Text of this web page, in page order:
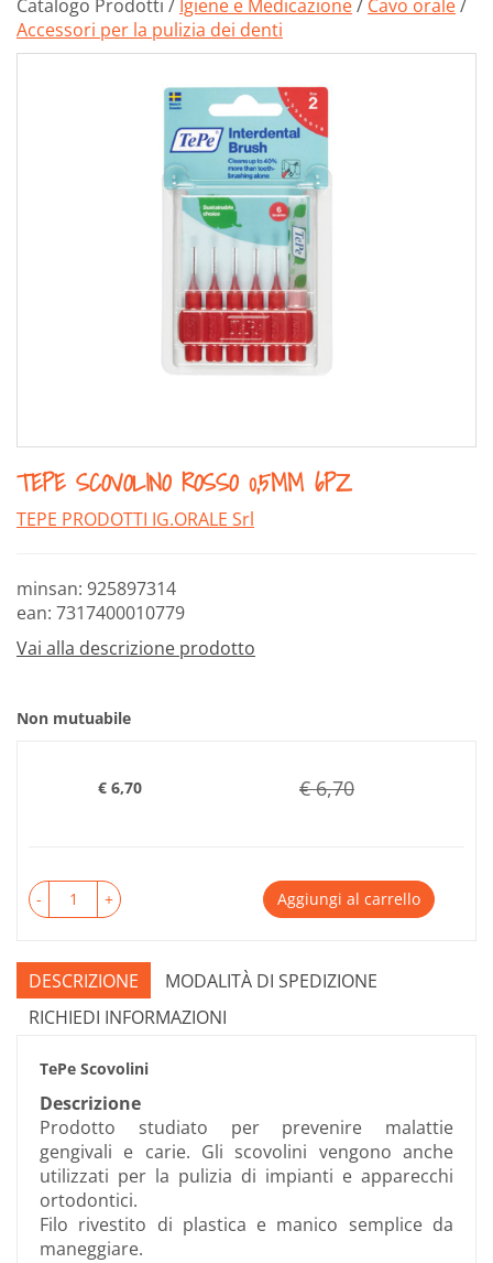
Catalogo Prodotti / Igiene e Medicazione/ Cavo orale/
Accessori per la pulizia dei denti
TEPE SCOVOLINO ROSSO 0,5MM 6PZ
TEPE PRODOTTI IG.ORALE Srl
minsan: 925897314
ean: 7317400010779
Vai alla descrizione prodotto
Non mutuabile
€ 6,70 € 6,70
- + Aggiungi al carrello
DESCRIZIONE
MODALITÀ DI SPEDIZIONE
RICHIEDI INFORMAZIONI
TePe Scovolini
Descrizione
Prodotto studiato per prevenire malattie
gengivali e carie. Gli scovolini vengono anche
utilizzati per la pulizia di impianti e apparecchi
ortodontici.
Filo rivestito di plastica e manico semplice da
maneggiare.